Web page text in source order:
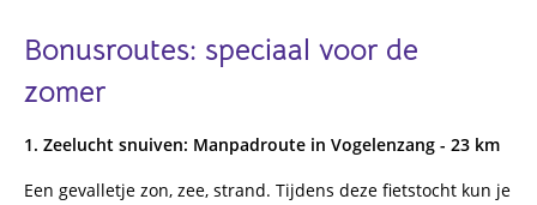
Bonusroutes: speciaal voor de
zomer
1. Zeelucht snuiven: Manpadroute in Vogelenzang - 23 km
Een gevalletje zon, zee, strand. Tijdens deze fietstocht kun je